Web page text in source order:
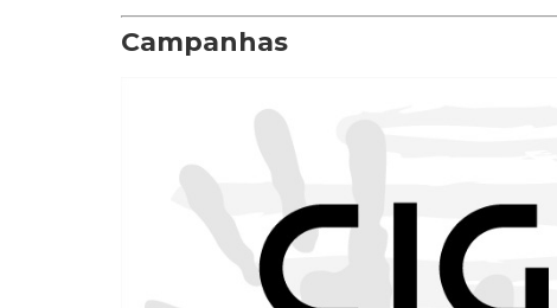
Campanhas
site: